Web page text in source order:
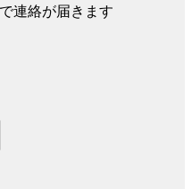
連絡が届きます